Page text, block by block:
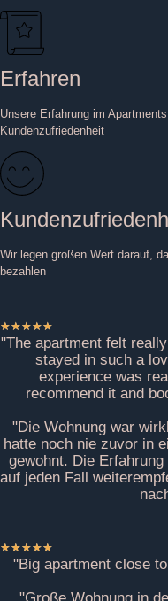
Erfahren
Unsere Erfahrung im
Kundenzufriedenheit
Wir legen großen Wert darauf,
bezahlen
★★★★★
"The apartment felt
stayed in such a
experience was
recommend it and
"Die Wohnung war
hatte noch nie zuvor in
gewohnt. Die
auf jeden Fall
★★★★★
"Big apartment close
"Große Wohnung in